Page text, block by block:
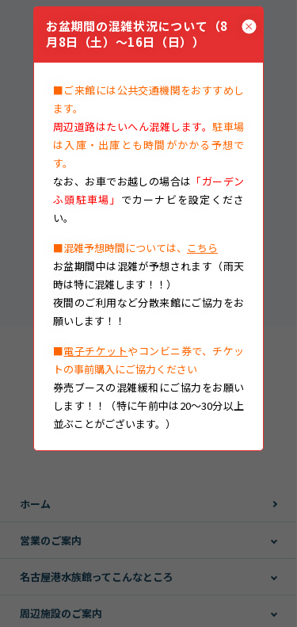
ホーム
営業のご案内
名古屋港水族館ってこんなところ
周辺施設のご案内
お盆期間の混雑状況について（8
月8日（土）～16日（日））
■ご来館には公共交通機関をおすすめし
ます。
周辺道路はたいへん混雑します。駐車場
は入庫・出庫とも時間がかかる予想で
す。
なお、 お車でお越しの場合は 「ガーデン
ふ頭駐車場」 でカーナビを設定くださ
い。
■混雑予想時間については、 こちら
お盆期間中は混雑が予想されます（雨天
時は特に混雑します！！）
夜間のご利用など分散来館にご協力をお
願いします！！
■電子チケットやコンビニ券で、チケッ
トの事前購入にご協力ください
券売ブースの混雑緩和にご協力をお願い
します！！（特に午前中は20～30分以上
並ぶことがございます。）